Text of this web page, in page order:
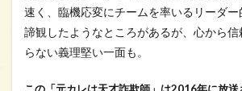
速く、臨機応変にチームを率いるリーダ
諦観したようなところがあるが、心から
らない義理堅い一面も。